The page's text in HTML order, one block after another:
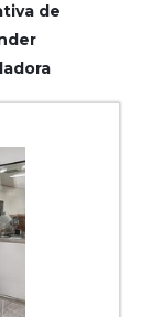
de